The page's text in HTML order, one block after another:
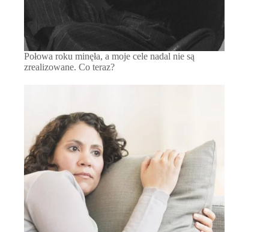
Połowa roku minęła, a moje cele nadal nie są
zrealizowane. Co teraz?